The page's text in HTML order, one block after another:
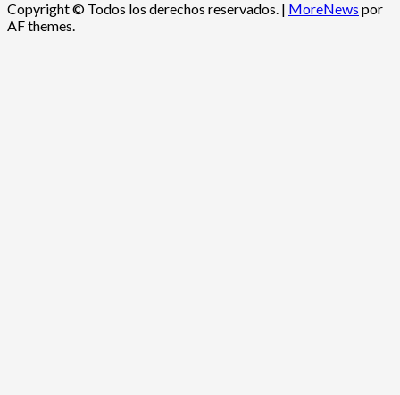
Copyright © Todos los derechos reservados. | MoreNews por
AF themes.